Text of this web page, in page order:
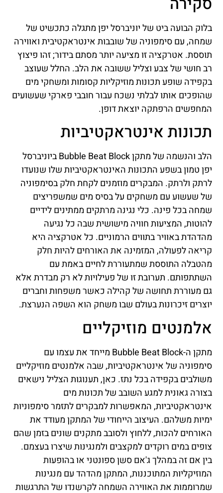
בלוק הבועה ביט של יוניברסל יפן מתגלה כתכשיט של
שמחה, עם סימפוניה של שובבות אינטראקטיבית ואווירה
תוססת. אטרקציה זו מציעה יותר מסתם בידור; זהו פיצוץ
רב חושי של צבע וצליל ששובה את הלב. החלל שעוצב
בקפידה שופע תכונות מוזיקליות קסומות ומשחקי מים
שהופכים אותו לבלתי נשכח עבור חובבי פארקי שעשועים
המחפשים הרפתקה יוצאת דופן.
תכונות אינטראקטיביות
הלב והנשמה של מתקן Bubble Beat Block ביוניברסל
יפן טמון בשפע התכונות האינטראקטיביות שלו שנועדו
לרתק ולרתק. המבקרים מוזמנים לקחת חלק בסימפוניה
של שעשוע עם משחקים על בסיס מים שמשפריצים
שמחה בכל פינה. כלי נגינה מרתקים ממתינים לידיים
להוטות, המציעות חוויה מישושית שבה כל נגיעה
מהדהדת באוויר בתווים הרמוניים. כל אטרקציה היא
קריאה לפעולה, המזמינה את האורחים להיות חלק
מהטבלה התוססת שמתעוררת לחיים באמת עם
השתתפותם. תערובת זו של פעילויות לא רק מבדרת אלא
גם מעוררת תחושה של קהילה כאשר משפחות וחברים
יוצרים זיכרונות בעולם שבו משחק הוא השפה הנערצת.
אלמנטים מוזיקליים
מתקן ה-Bubble Beat Block מייחד את עצמו עם
סימפוניה של אינטראקטיביות, שבה אלמנטים מוזיקליים
משולבים בקפידה בכל נתז. כאן, תענוגות הצליל נישאים
בצורה גאונית למגע השובב של תכונות מים
אינטראקטיביות, המאפשרות למבקרים לתזמר סימפוניות
ימיות משלהם. העיצוב הייחודי של המתקן מעודד את
האורחים להכות, ללחוץ ולסובב מתקנים שונים בזמן שהם
צופים במים רוקדים למקצבים ולמנגינות שיצרו בעצמם.
בין אם זה במהלך ג'אם סשן ספונטני או בהופעות
המוזיקליות המתוכננות, המתקן מהדהד עם מנגינות
שמרוממות את האווירה השמחה לקרשנדו של התרגשות